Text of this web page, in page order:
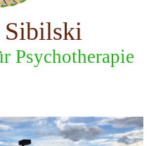
Sibilski
Psychotherapie